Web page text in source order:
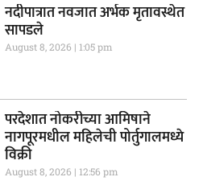
नदीपात्रात नवजात अर्भक मृतावस्थेत
सापडले
August 8, 2026 1:05 pm
परदेशात नोकरीच्या आमिषाने
नागपूरमधील महिलेची पोर्तुगालमध्ये
विक्री
August 8, 2026 12:56 pm